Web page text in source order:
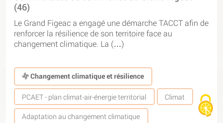
(46)
Le Grand Figeac a engagé une démarche TACCT afin de
renforcer la résilience de son territoire face au
changement climatique. La (…)
Changement climatique et résilience
PCAET - plan climat-air-énergie territorial Climat
Adaptation au changement climatique